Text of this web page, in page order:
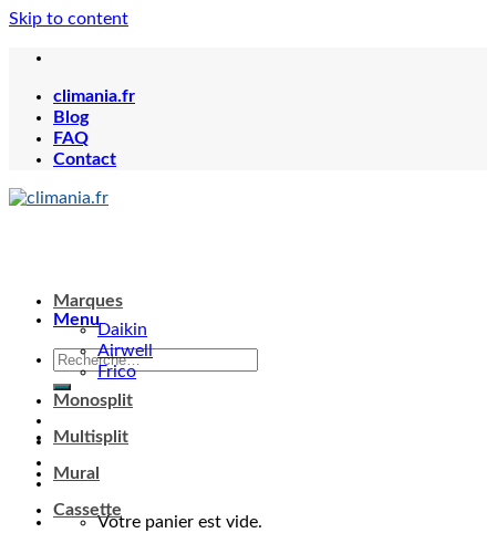
Skip to content
climania.fr
Blog
FAQ
Contact
Votre panier est vide.
Marques
Daikin
Airwell
Frico
Monosplit
Multisplit
Mural
Cassette